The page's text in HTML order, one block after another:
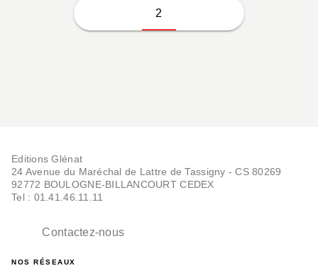
2
Editions Glénat
24 Avenue du Maréchal de Lattre de Tassigny - CS 80269
92772 BOULOGNE-BILLANCOURT CEDEX
Tel : 01.41.46.11.11
Contactez-nous
NOS RÉSEAUX